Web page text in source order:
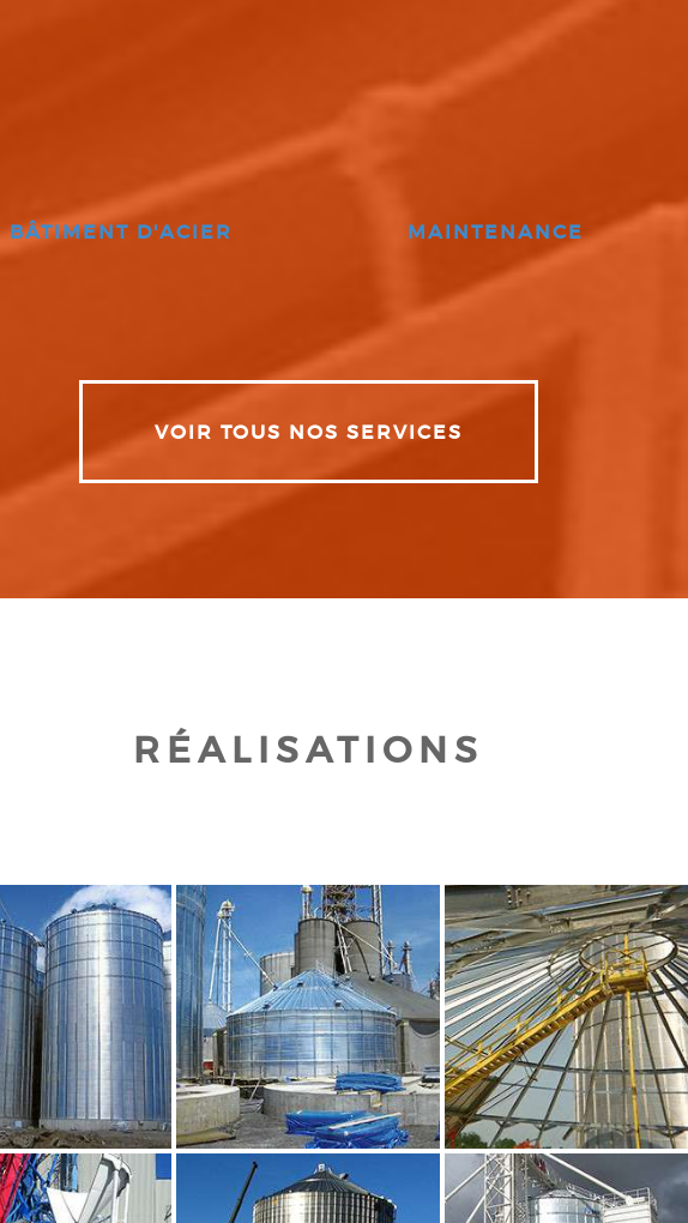
BÂTIMENT D'ACIER MAINTENANCE
VOIR TOUS NOS SERVICES
RÉALISATIONS
POUR AGRANDIR CLIQUEZ POUR AGRANDIR CLIQUEZ POUR AGRANDIR